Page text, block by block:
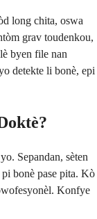
long chita, oswa
grav toudenkou,
byen file nan
detekte li bonè, epi
Sepandan, sèten
bonè pase pita. Kò
Konfye